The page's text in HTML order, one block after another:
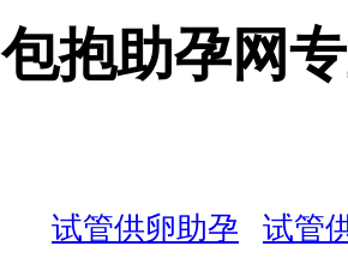
包抱助孕网
试管供卵助孕 试管